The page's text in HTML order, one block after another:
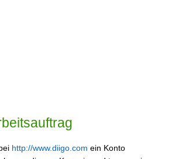
http://www.diigo.com ein Konto